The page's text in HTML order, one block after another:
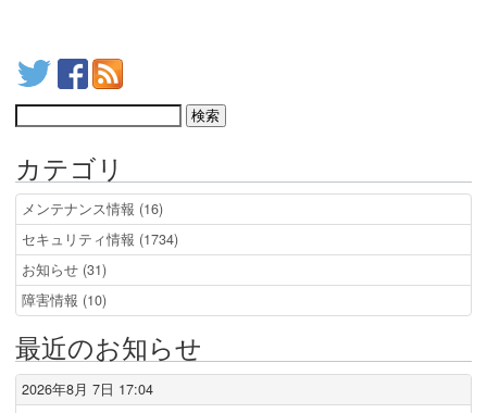
カテゴリ
メンテナンス情報 (16)
セキュリティ情報 (1734)
お知らせ (31)
障害情報 (10)
最近のお知らせ
2026年8月 7日 17:04